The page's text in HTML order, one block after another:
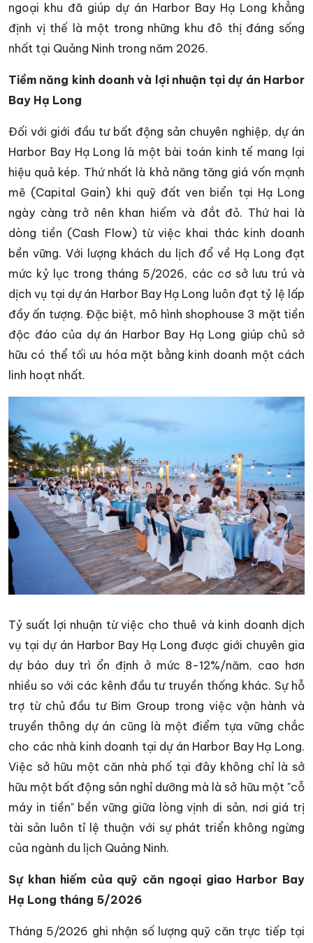
ngoại khu đã giúp dự án Harbor Bay Hạ Long khẳng
định vị thế là một trong những khu đô thị đáng sống
nhất tại Quảng Ninh trong năm 2026.
Tiềm năng kinh doanh và lợi nhuận tại dự án Harbor
Bay Hạ Long
Đối với giới đầu tư bất động sản chuyên nghiệp, dự án
Harbor Bay Hạ Long là một bài toán kinh tế mang lại
hiệu quả kép. Thứ nhất là khả năng tăng giá vốn mạnh
mẽ (Capital Gain) khi quỹ đất ven biển tại Hạ Long
ngày càng trở nên khan hiếm và đắt đỏ. Thứ hai là
dòng tiền (Cash Flow) từ việc khai thác kinh doanh
bền vững. Với lượng khách du lịch đổ về Hạ Long đạt
mức kỷ lục trong tháng 5/2026, các cơ sở lưu trú và
dịch vụ tại dự án Harbor Bay Hạ Long luôn đạt tỷ lệ lấp
đầy ấn tượng. Đặc biệt, mô hình shophouse 3 mặt tiền
độc đáo của dự án Harbor Bay Hạ Long giúp chủ sở
hữu có thể tối ưu hóa mặt bằng kinh doanh một cách
linh hoạt nhất.
Tỷ suất lợi nhuận từ việc cho thuê và kinh doanh dịch
vụ tại dự án Harbor Bay Hạ Long được giới chuyên gia
dự báo duy trì ổn định ở mức 8-12%/năm, cao hơn
nhiều so với các kênh đầu tư truyền thống khác. Sự hỗ
trợ từ chủ đầu tư Bim Group trong việc vận hành và
truyền thông dự án cũng là một điểm tựa vững chắc
cho các nhà kinh doanh tại dự án Harbor Bay Hạ Long.
Việc sở hữu một căn nhà phố tại đây không chỉ là sở
hữu một bất động sản nghỉ dưỡng mà là sở hữu một "cỗ
máy in tiền" bền vững giữa lòng vịnh di sản, nơi giá trị
tài sản luôn tỉ lệ thuận với sự phát triển không ngừng
của ngành du lịch Quảng Ninh.
Sự khan hiếm của quỹ căn ngoại giao Harbor Bay
Hạ Long tháng 5/2026
Tháng 5/2026 ghi nhận số lượng quỹ căn trực tiếp tại